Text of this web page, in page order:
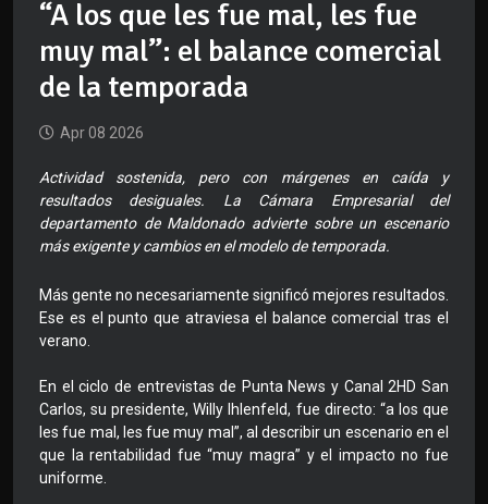
“A los que les fue mal, les fue
muy mal”: el balance comercial
de la temporada
Apr 08 2026
Actividad sostenida, pero con márgenes en caída y
resultados desiguales. La Cámara Empresarial del
departamento de Maldonado advierte sobre un escenario
más exigente y cambios en el modelo de temporada.
Más gente no necesariamente significó mejores resultados.
Ese es el punto que atraviesa el balance comercial tras el
verano.
En el ciclo de entrevistas de Punta News y Canal 2HD San
Carlos, su presidente, Willy Ihlenfeld, fue directo: “a los que
les fue mal, les fue muy mal”, al describir un escenario en el
que la rentabilidad fue “muy magra” y el impacto no fue
uniforme.